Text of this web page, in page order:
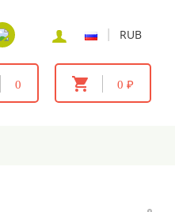
| RUB
0 0 ₽